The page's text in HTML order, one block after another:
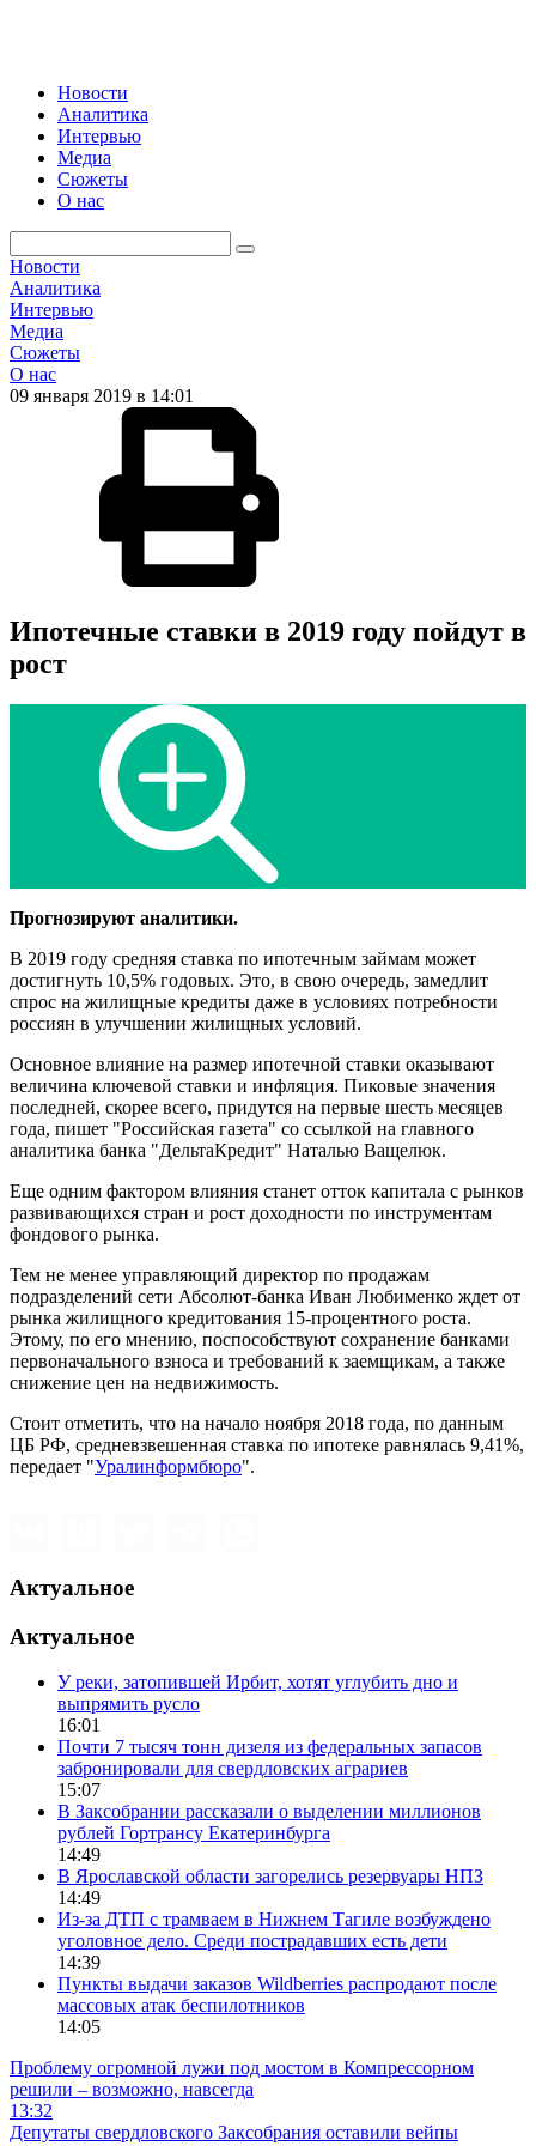
Новости
Аналитика
Интервью
Медиа
Сюжеты
О нас
Новости
Аналитика
Интервью
Медиа
Сюжеты
О нас
09 января 2019 в 14:01
Ипотечные ставки в 2019 году пойдут в
рост
Прогнозируют аналитики.
В 2019 году средняя ставка по ипотечным займам может
достигнуть 10,5% годовых. Это, в свою очередь, замедлит
спрос на жилищные кредиты даже в условиях потребности
россиян в улучшении жилищных условий.
Основное влияние на размер ипотечной ставки оказывают
величина ключевой ставки и инфляция. Пиковые значения
последней, скорее всего, придутся на первые шесть месяцев
года, пишет "Российская газета" со ссылкой на главного
аналитика банка "ДельтаКредит" Наталью Ващелюк.
Еще одним фактором влияния станет отток капитала с рынков
развивающихся стран и рост доходности по инструментам
фондового рынка.
Тем не менее управляющий директор по продажам
подразделений сети Абсолют-банка Иван Любименко ждет от
рынка жилищного кредитования 15-процентного роста.
Этому, по его мнению, поспособствуют сохранение банками
первоначального взноса и требований к заемщикам, а также
снижение цен на недвижимость.
Стоит отметить, что на начало ноября 2018 года, по данным
ЦБ РФ, средневзвешенная ставка по ипотеке равнялась 9,41%,
передает "Уралинформбюро".
Актуальное
Актуальное
У реки, затопившей Ирбит, хотят углубить дно и
выпрямить русло
16:01
Почти 7 тысяч тонн дизеля из федеральных запасов
забронировали для свердловских аграриев
15:07
В Заксобрании рассказали о выделении миллионов
рублей Гортрансу Екатеринбурга
14:49
В Ярославской области загорелись резервуары НПЗ
14:49
Из-за ДТП с трамваем в Нижнем Тагиле возбуждено
уголовное дело. Среди пострадавших есть дети
14:39
Пункты выдачи заказов Wildberries распродают после
массовых атак беспилотников
14:05
Проблему огромной лужи под мостом в Компрессорном
решили – возможно, навсегда
13:32
Депутаты свердловского Заксобрания оставили вейпы